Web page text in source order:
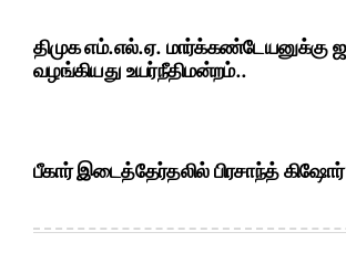
திமுக எம்.எல்.ஏ. மார்க்கண்டேயனுக்கு
வழங்கியது உயர்நீதிமன்றம்..
பீகார் இடைத்தேர்தலில் பிரசாந்த்